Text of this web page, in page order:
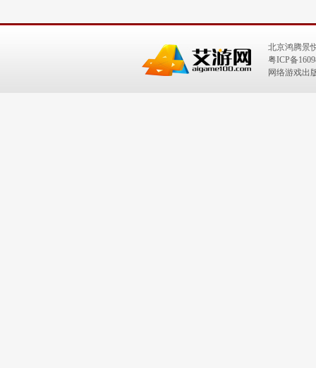
北京鸿腾景
粤ICP备
网络游戏出